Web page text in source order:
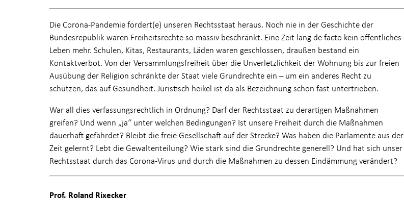
Die Corona-Pandemie fordert(e) unseren Rechtsstaat heraus. Noch nie in der Geschichte der
Bundesrepublik waren Freiheitsrechte so massiv beschränkt. Eine Zeit lang de facto kein öffentliches
Leben mehr. Schulen, Kitas, Restaurants, Läden waren geschlossen, draußen bestand ein
Kontaktverbot. Von der Versammlungsfreiheit über die Unverletzlichkeit der Wohnung bis zur freien
Ausübung der Religion schränkte der Staat viele Grundrechte ein – um ein anderes Recht zu
schützen, das auf Gesundheit. Juristisch heikel ist da als Bezeichnung schon fast untertrieben.
War all dies verfassungsrechtlich in Ordnung? Darf der Rechtsstaat zu derartigen Maßnahmen
greifen? Und wenn „ja“ unter welchen Bedingungen? Ist unsere Freiheit durch die Maßnahmen
dauerhaft gefährdet? Bleibt die freie Gesellschaft auf der Strecke? Was haben die Parlamente aus der
Zeit gelernt? Lebt die Gewaltenteilung? Wie stark sind die Grundrechte generell? Und hat sich unser
Rechtsstaat durch das Corona-Virus und durch die Maßnahmen zu dessen Eindämmung verändert?
Prof. Roland Rixecker